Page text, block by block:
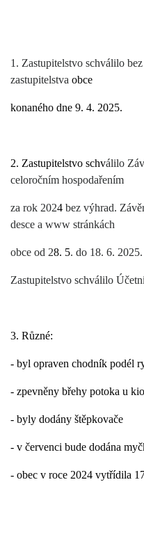
1. Zastupitelstvo schválilo
zastupitelstva obce
konaného dne 9. 4. 2025.
2. Zastupitelstvo schválilo
celoročním hospodařením
za rok 2024 bez výhrad.
desce a www stránkách
obce od 28. 5. do 18. 6. 2025.
Zastupitelstvo schválilo
3. Různé:
- byl opraven chodník podél
- zpevněny břehy potoka u
- byly dodány štěpkovače
- v červenci bude dodána
- obec v roce 2024 vytřídila